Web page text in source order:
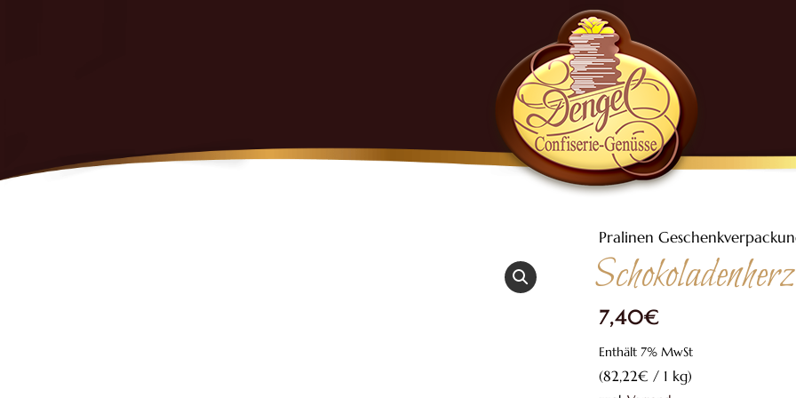
7,40€
Enthält 7% MwSt
(82,22€ / 1 kg)
Pralinen